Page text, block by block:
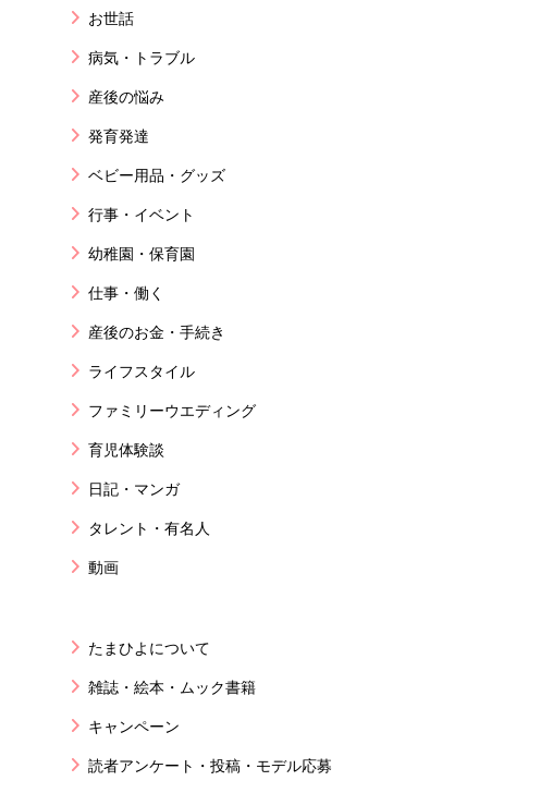
お世話
病気・トラブル
産後の悩み
発育発達
ベビー用品・グッズ
行事・イベント
幼稚園・保育園
仕事・働く
産後のお金・手続き
ライフスタイル
ファミリーウエディング
育児体験談
日記・マンガ
タレント・有名人
動画
たまひよについて
雑誌・絵本・ムック書籍
キャンペーン
読者アンケート・投稿・モデル応募